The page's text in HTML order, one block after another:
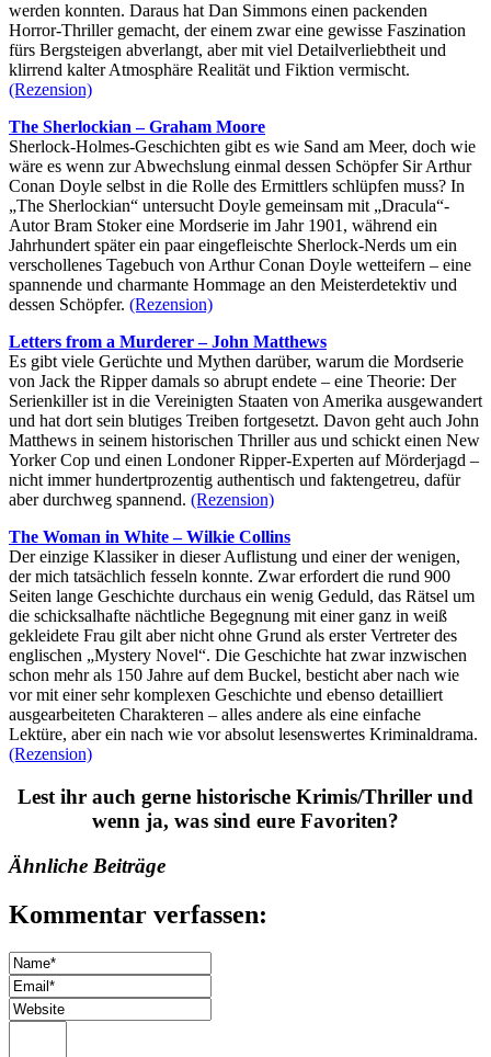
werden konnten. Daraus hat Dan Simmons einen packenden
Horror-Thriller gemacht, der einem zwar eine gewisse Faszination
fürs Bergsteigen abverlangt, aber mit viel Detailverliebtheit und
klirrend kalter Atmosphäre Realität und Fiktion vermischt.
(Rezension)
The Sherlockian – Graham Moore
Sherlock-Holmes-Geschichten gibt es wie Sand am Meer, doch wie
wäre es wenn zur Abwechslung einmal dessen Schöpfer Sir Arthur
Conan Doyle selbst in die Rolle des Ermittlers schlüpfen muss? In
„The Sherlockian“ untersucht Doyle gemeinsam mit „Dracula“-
Autor Bram Stoker eine Mordserie im Jahr 1901, während ein
Jahrhundert später ein paar eingefleischte Sherlock-Nerds um ein
verschollenes Tagebuch von Arthur Conan Doyle wetteifern – eine
spannende und charmante Hommage an den Meisterdetektiv und
dessen Schöpfer. (Rezension)
Letters from a Murderer – John Matthews
Es gibt viele Gerüchte und Mythen darüber, warum die Mordserie
von Jack the Ripper damals so abrupt endete – eine Theorie: Der
Serienkiller ist in die Vereinigten Staaten von Amerika ausgewandert
und hat dort sein blutiges Treiben fortgesetzt. Davon geht auch John
Matthews in seinem historischen Thriller aus und schickt einen New
Yorker Cop und einen Londoner Ripper-Experten auf Mörderjagd –
nicht immer hundertprozentig authentisch und faktengetreu, dafür
aber durchweg spannend. (Rezension)
The Woman in White – Wilkie Collins
Der einzige Klassiker in dieser Auflistung und einer der wenigen,
der mich tatsächlich fesseln konnte. Zwar erfordert die rund 900
Seiten lange Geschichte durchaus ein wenig Geduld, das Rätsel um
die schicksalhafte nächtliche Begegnung mit einer ganz in weiß
gekleidete Frau gilt aber nicht ohne Grund als erster Vertreter des
englischen „Mystery Novel“. Die Geschichte hat zwar inzwischen
schon mehr als 150 Jahre auf dem Buckel, besticht aber nach wie
vor mit einer sehr komplexen Geschichte und ebenso detailliert
ausgearbeiteten Charakteren – alles andere als eine einfache
Lektüre, aber ein nach wie vor absolut lesenswertes Kriminaldrama.
(Rezension)
Lest ihr auch gerne historische Krimis/Thriller und
wenn ja, was sind eure Favoriten?
Ähnliche Beiträge
Kommentar verfassen: